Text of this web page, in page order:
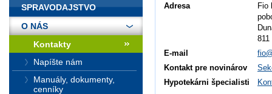
Adresa
Fio
E-mail
Kontakt pre novinárov
Hypotekárni špecialisti
SPRAVODAJSTVO
O NÁS
Kontakty
Napíšte nám
Manuály, dokumenty,
cenníky